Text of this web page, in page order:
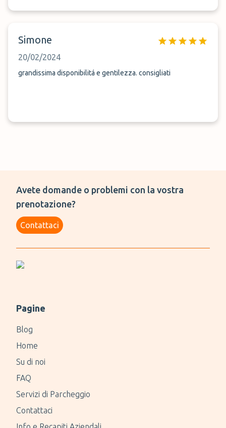
Simone
20/02/2024
grandissima disponibilitá e gentilezza. consigliati
Avete domande o problemi con la vostra
prenotazione?
Contattaci
Pagine
Blog
Home
Su di noi
FAQ
Servizi di Parcheggio
Contattaci